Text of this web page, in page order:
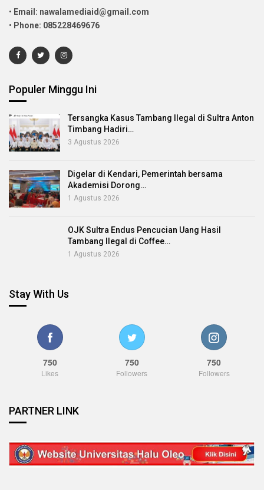
• Email: nawalamediaid@gmail.com
• Phone: 085228469676
Populer Minggu Ini
Tersangka Kasus Tambang Ilegal di Sultra Anton
Timbang Hadiri…
3 Agustus 2026
Digelar di Kendari, Pemerintah bersama
Akademisi Dorong…
1 Agustus 2026
OJK Sultra Endus Pencucian Uang Hasil
Tambang Ilegal di Coffee…
1 Agustus 2026
Stay With Us
750
Likes
750
Followers
750
Followers
PARTNER LINK